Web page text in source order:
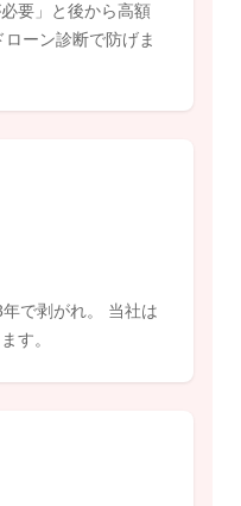
要」と後から高額
ーン診断で防げま
で剥がれ。 当社は
す。